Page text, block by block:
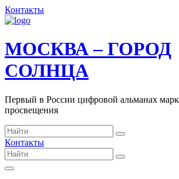
Контакты
МОСКВА – ГОРОД
СОЛНЦА
Первый в России цифровой альманах
просвещения
Контакты